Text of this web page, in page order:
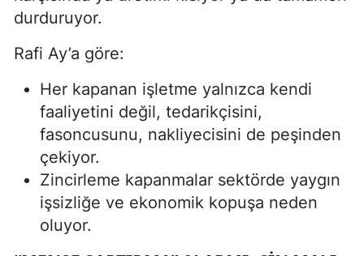
durduruyor.
Rafi Ay’a göre:
Her kapanan işletme yalnızca kendi
faaliyetini değil, tedarikçisini,
fasoncusunu, nakliyecisini de peşinden
çekiyor.
Zincirleme kapanmalar sektörde yaygın
işsizliğe ve ekonomik kopuşa neden
oluyor.